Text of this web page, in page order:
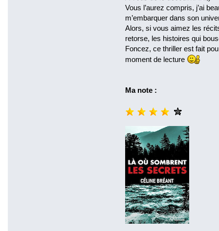
Vous l’aurez compris, j’ai
m’embarquer dans son
Alors, si vous aimez les
retorse, les histoires qui
Foncez, ce thriller est fait
moment de lecture
Ma note :